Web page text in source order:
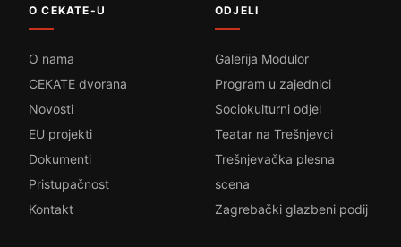
O CEKATE-U
O nama
CEKATE dvorana
Novosti
EU projekti
Dokumenti
Pristupačnost
Kontakt
ODJELI
Galerija Modulor
Program u zajednici
Sociokulturni odjel
Teatar na Trešnjevci
Trešnjevačka plesna
scena
Zagrebački glazbeni podij